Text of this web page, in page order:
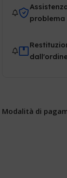
problema
Modalità di